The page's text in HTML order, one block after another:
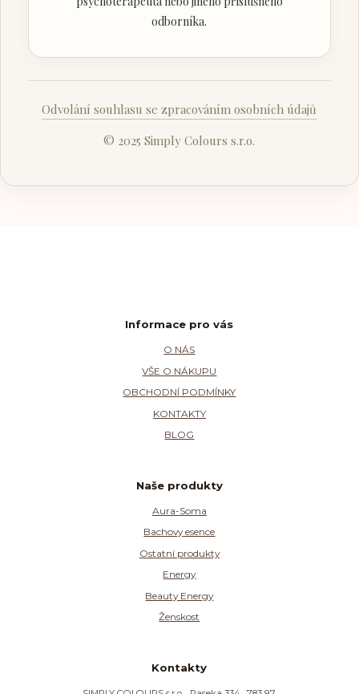
odborníka.
Odvolání souhlasu se zpracováním osobních údajů
© 2025 Simply Colours s.r.o.
Informace pro vás
O NÁS
VŠE O NÁKUPU
OBCHODNÍ PODMÍNKY
KONTAKTY
BLOG
Naše produkty
Aura-Soma
Bachovy esence
Ostatní produkty
Energy
Beauty Energy
Ženskost
Kontakty